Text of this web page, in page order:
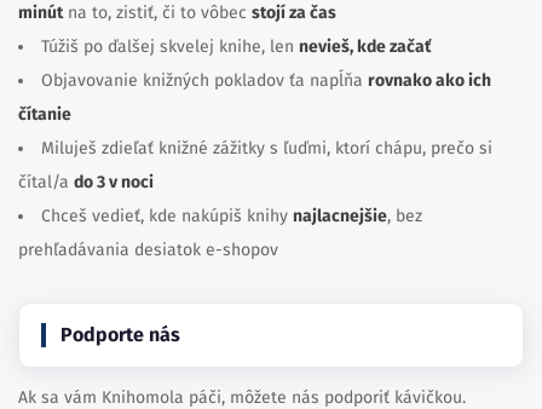
minútna to, zistiť, či to vôbec stojí za čas
Túžiš po ďalšej skvelej knihe, len nevieš, kde začať
Objavovanie knižných pokladov ťa napĺňa rovnako ako ich
čítanie
Miluješ zdieľať knižné zážitky s ľuďmi, ktorí chápu, prečo si
čítal/a do 3 v noci
Chceš vedieť, kde nakúpiš knihy najlacnejšie, bez
prehľadávania desiatok e-shopov
Podporte nás
Ak sa vám Knihomola páči, môžete nás podporiť kávičkou.